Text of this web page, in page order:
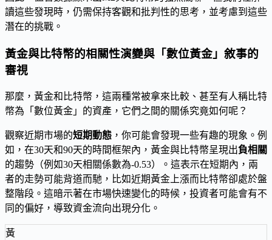
讀這些發現時，仍需保持客觀和批判性的思考，並考慮到這些
潛在的挑戰。
黃金與比特幣的相關性演變與「數位黃金」敘事的
審視
那麼，黃金和比特幣，這兩種常被拿來比較、甚至有人稱比特
幣為「數位黃金」的資產，它們之間的關係究竟如何呢？
觀察近期市場的短期動態 ，你可能會發現一些有趣的現象。例
如，在30天和90天的時間框架內，黃金與比特幣呈現出負相關
的趨勢（例如30天相關係數為-0.53）。這表示在短期內，兩
者的走勢可能背道而馳，比如近期黃金上漲而比特幣卻處於盤
整階段。這暗示著在市場快速變化的時候，投資者可能會有不
同的偏好，導致資金流向出現分化。
黃